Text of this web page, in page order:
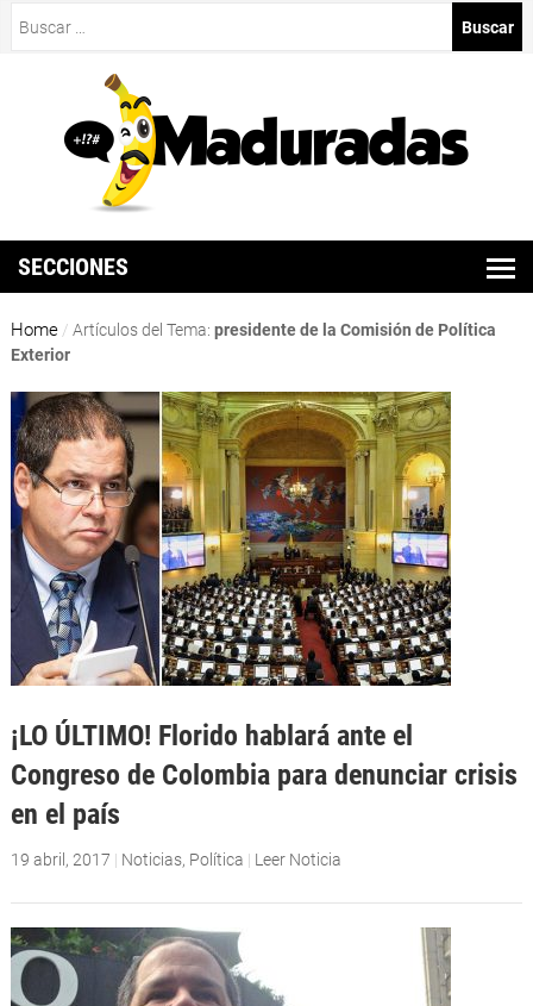
SECCIONES
Home / Artículos del Tema: presidente de la Comisión de Política
Exterior
¡LO ÚLTIMO! Florido hablará ante el
Congreso de Colombia para denunciar crisis
en el país
19 abril, 2017 | Noticias, Política | Leer Noticia